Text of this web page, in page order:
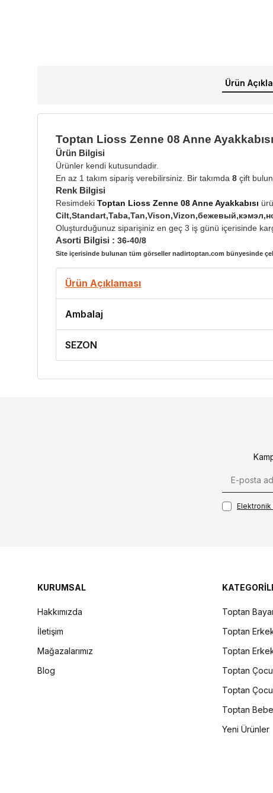
Ürün
Toptan Lioss Zenne 08 Anne Ayakkabısı
Ürün Bilgisi
Ürünler kendi kutusundadir.
En az 1 takım sipariş verebilirsiniz. Bir takımda 8 çift
Renk Bilgisi
Resimdeki Toptan Lioss Zenne 08 Anne Ayakkabısı
Oluşturduğunuz siparişiniz en geç 3 iş günü içerisinde
Asorti Bilgisi : 36-40/8
Site içerisinde bulunan tüm görseller nadirtoptan.com bünyesinde
Ürün Açıklaması
Ambalaj
SEZON
Elektronik
KURUMSAL
Hakkımızda
İletişim
Mağazalarımız
Blog
Toptan
Toptan
Toptan
Toptan
Toptan
Toptan
Yeni Ürünler